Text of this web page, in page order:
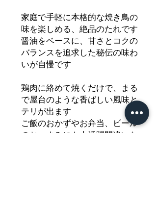
家庭で手軽に本格的な焼き鳥の
味を楽しめる、絶品のたれです
醤油をベースに、甘さとコクの
バランスを追求した秘伝の味わ
いが自慢です
鶏肉に絡めて焼くだけで、まる
で屋台のような香ばしい風味と
テリが出ます
ご飯のおかずやお弁当、ビール
のおつまみにも大活躍間違いな